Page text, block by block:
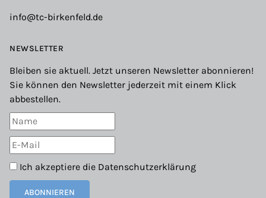
info@tc-birkenfeld.de
NEWSLETTER
Bleiben sie aktuell. Jetzt unseren Newsletter abonnieren!
Sie können den Newsletter jederzeit mit einem Klick
abbestellen.
Ich akzeptiere die Datenschutzerklärung
ABONNIEREN